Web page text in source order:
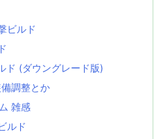
ビルド
ド (ダウングレード版)
調整とか
雑感
ルド